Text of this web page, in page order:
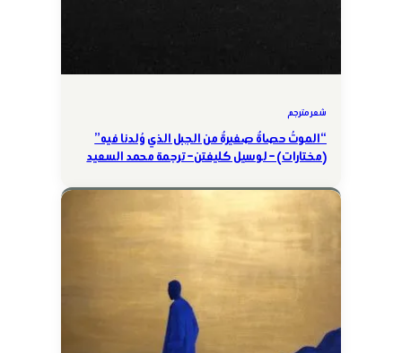
شعر مترجم
“الموتُ حصاةٌ صغيرةٌ من الجبل الذي وُلدنا فيه”
(مختارات) – لوسيل كليفتن – ترجمة محمد السعيد